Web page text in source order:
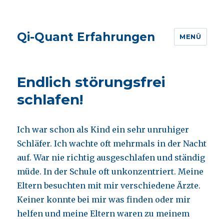
Qi-Quant Erfahrungen MENÜ
Endlich störungsfrei
schlafen!
Ich war schon als Kind ein sehr unruhiger
Schläfer. Ich wachte oft mehrmals in der Nacht
auf. War nie richtig ausgeschlafen und ständig
müde. In der Schule oft unkonzentriert. Meine
Eltern besuchten mit mir verschiedene Ärzte.
Keiner konnte bei mir was finden oder mir
helfen und meine Eltern waren zu meinem